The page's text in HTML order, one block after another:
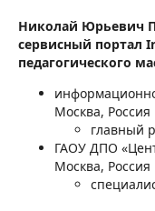
Николай Юрьевич
сервисный портал
педагогического
Москва, Россия
главный
ГАОУ ДПО
Москва, Россия